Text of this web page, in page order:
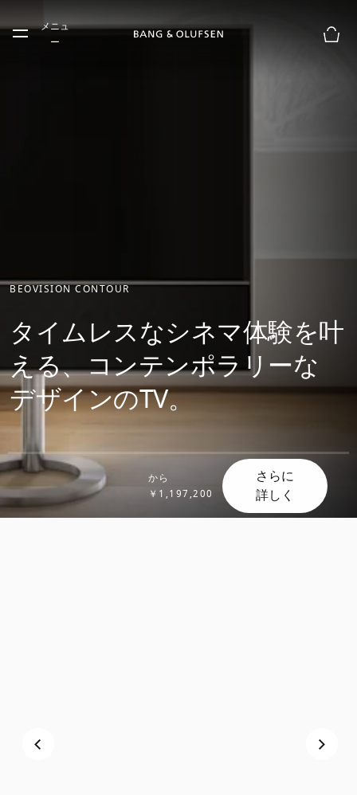
Skip to main content
Skip to main footer
メニュ
ー
BEOVISION CONTOUR
タイムレスなシネマ体験を叶
える、コンテンポラリーな
デザインのTV。
から
￥1,197,200
さらに
詳しく